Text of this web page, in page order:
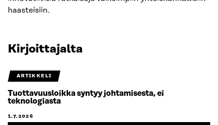
haasteisiin.
Kirjoittajalta
ARTIKKELI
Tuottavuusloikka syntyy johtamisesta, ei
teknologiasta
1.7.2026